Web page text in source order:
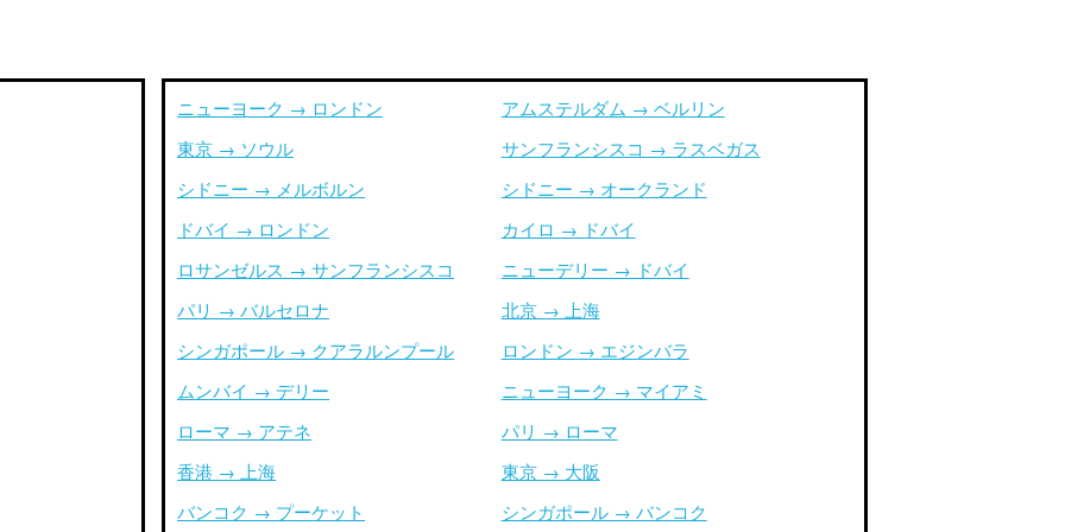
ニューヨーク → ロンドン
東京 → ソウル
シドニー → メルボルン
ドバイ → ロンドン
ロサンゼルス → サンフランシスコ
パリ → バルセロナ
シンガポール → クアラルンプール
ムンバイ → デリー
ローマ → アテネ
香港 → 上海
バンコク → プーケット
アムステルダム → ベルリン
サンフランシスコ → ラスベガス
シドニー → オークランド
カイロ → ドバイ
ニューデリー → ドバイ
北京 → 上海
ロンドン → エジンバラ
ニューヨーク → マイアミ
パリ → ローマ
東京 → 大阪
シンガポール → バンコク